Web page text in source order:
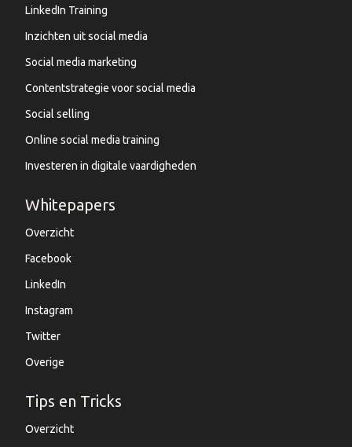
LinkedIn Training
Inzichten uit social media
Social media marketing
Contentstrategie voor social media
Social selling
Online social media training
Investeren in digitale vaardigheden
Whitepapers
Overzicht
Facebook
LinkedIn
Instagram
Twitter
Overige
Tips en Tricks
Overzicht